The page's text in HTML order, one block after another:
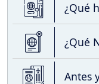
¿Qué
¿Qué
Antes